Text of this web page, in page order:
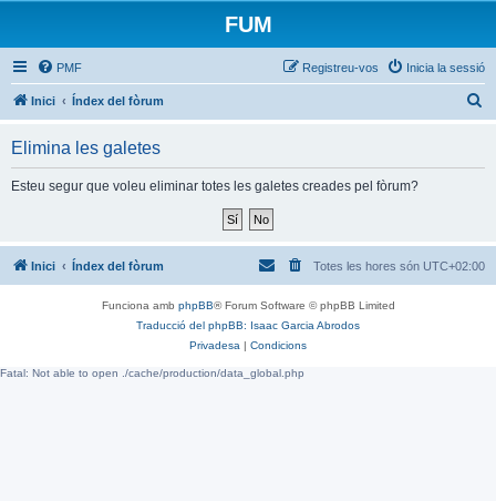
FUM
PMF Inicia la sessió
Registreu-vos
Inici Índex del fòrum
Elimina les galetes
Esteu segur que voleu eliminar totes les galetes creades pel fòrum?
Inici Índex del fòrum Totes les hores són UTC+02:00
Funciona amb phpBB® Forum Software © phpBB Limited
Traducció del phpBB: Isaac Garcia Abrodos
Privadesa | Condicions
Fatal: Not able to open ./cache/production/data_global.php